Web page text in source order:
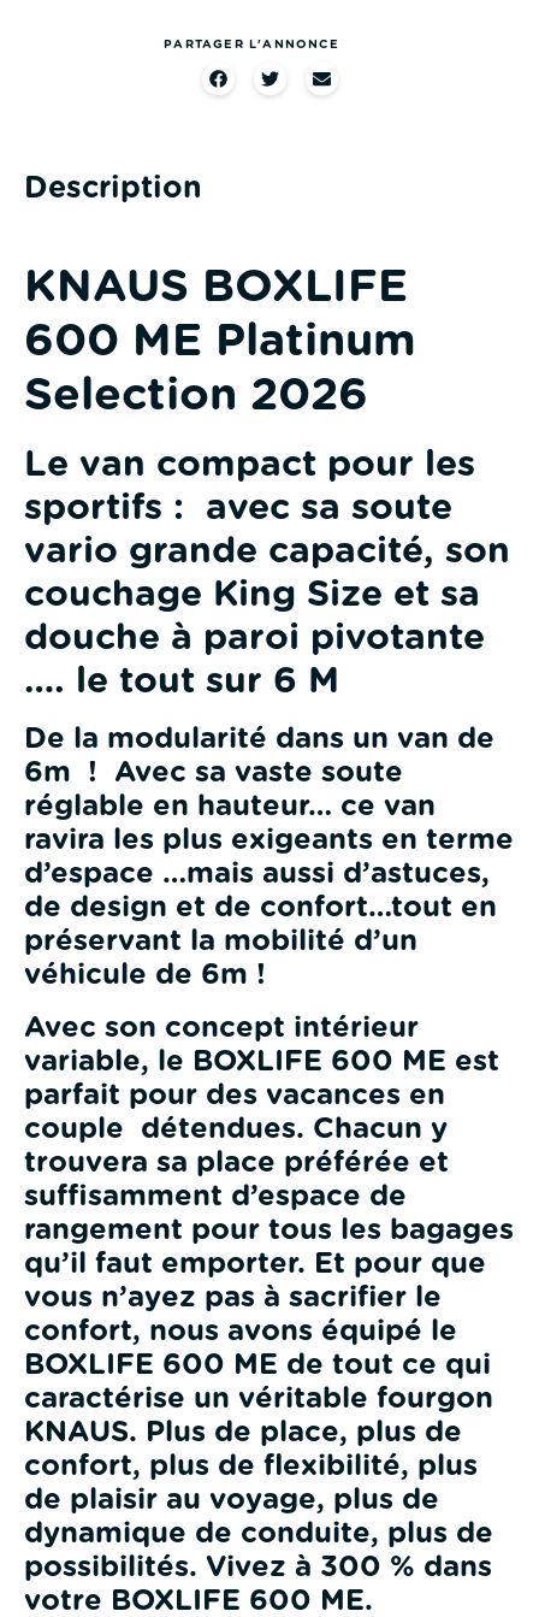
PARTAGER L'ANNONCE
Description
KNAUS BOXLIFE
600 ME Platinum
Selection 2026
Le van compact pour les
sportifs : avec sa soute
vario grande capacité, son
couchage King Size et sa
douche à paroi pivotante
…. le tout sur 6 M
De la modularité dans un van de
6m ! Avec sa vaste soute
réglable en hauteur… ce van
ravira les plus exigeants en terme
d’espace …mais aussi d’astuces,
de design et de confort…tout en
préservant la mobilité d’un
véhicule de 6m !
Avec son concept intérieur
variable, le BOXLIFE 600 ME est
parfait pour des vacances en
couple détendues. Chacun y
trouvera sa place préférée et
suffisamment d’espace de
rangement pour tous les bagages
qu’il faut emporter. Et pour que
vous n’ayez pas à sacrifier le
confort, nous avons équipé le
BOXLIFE 600 ME de tout ce qui
caractérise un véritable fourgon
KNAUS. Plus de place, plus de
confort, plus de flexibilité, plus
de plaisir au voyage, plus de
dynamique de conduite, plus de
possibilités. Vivez à 300 % dans
votre BOXLIFE 600 ME.